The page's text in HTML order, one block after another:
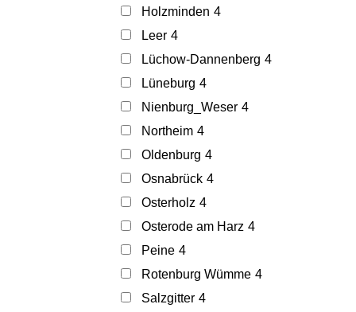
Holzminden 4
Leer 4
Lüchow-Dannenberg 4
Lüneburg 4
Nienburg_Weser 4
Northeim 4
Oldenburg 4
Osnabrück 4
Osterholz 4
Osterode am Harz 4
Peine 4
Rotenburg Wümme 4
Salzgitter 4